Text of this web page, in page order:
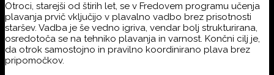
Otroci, starejši od štirih let, se v Fredovem programu učenja
plavanja prvič vključijo v plavalno vadbo brez prisotnosti
staršev. Vadba je še vedno igriva, vendar bolj strukturirana,
osredotoča se na tehniko plavanja in varnost. Končni cilj je,
da otrok samostojno in pravilno koordinirano plava brez
pripomočkov.